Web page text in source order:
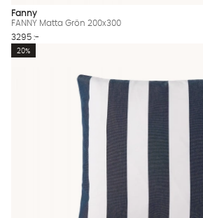
Fanny
FANNY Matta Grön 200x300
3295 :-
20%